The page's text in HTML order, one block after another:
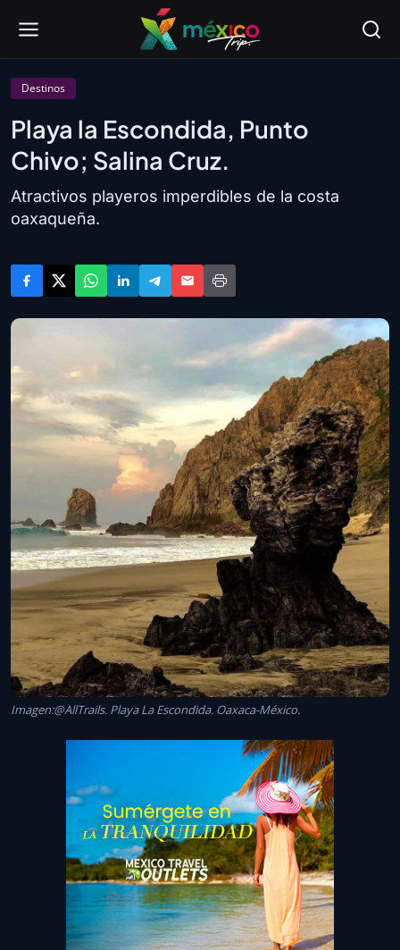
Destinos
Playa la Escondida, Punto
Chivo; Salina Cruz.
Atractivos playeros imperdibles de la costa
oaxaqueña.
Imagen:@AllTrails. Playa La Escondida. Oaxaca-México.